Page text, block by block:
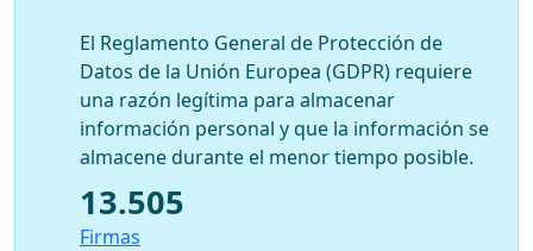
El Reglamento General de Protección de
Datos de la Unión Europea (GDPR) requiere
una razón legítima para almacenar
información personal y que la información se
almacene durante el menor tiempo posible.
13.505
Firmas